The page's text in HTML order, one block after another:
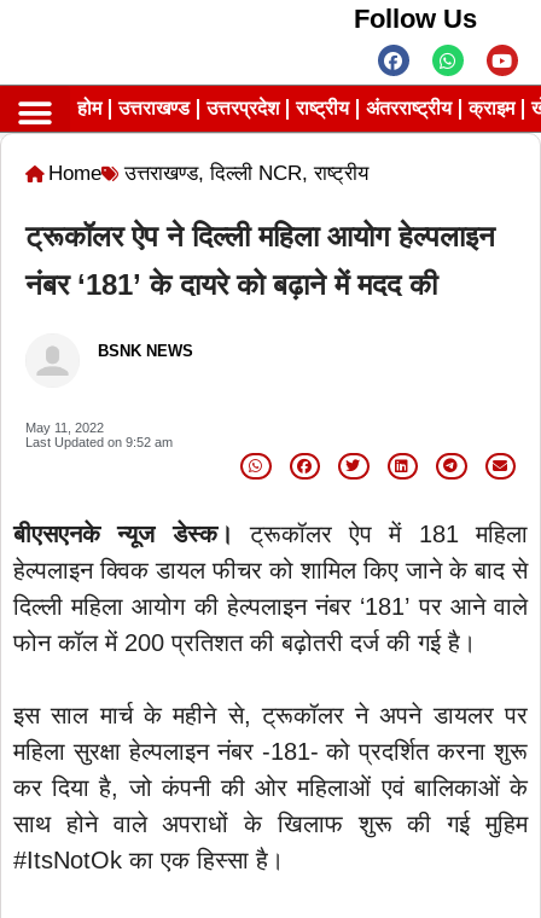
Follow Us
होम उत्तराखण्ड उत्तरप्रदेश राष्ट्रीय अंतरराष्ट्रीय क्राइम
Home उत्तराखण्ड,दिल्ली NCR,राष्ट्रीय
ट्रूकॉलर ऐप ने दिल्ली महिला आयोग हेल्पलाइन
नंबर ‘181’ के दायरे को बढ़ाने में मदद की
BSNK NEWS
May 11, 2022
Last Updated on 9:52 am
बीएसएनके न्यूज डेस्क।
ट्रूकॉलर ऐप में 181 महिला
हेल्पलाइन क्विक डायल फीचर को शामिल किए जाने के बाद से
दिल्ली महिला आयोग की हेल्पलाइन नंबर ‘181’ पर आने वाले
फोन कॉल में 200 प्रतिशत की बढ़ोतरी दर्ज की गई है।
इस साल मार्च के महीने से, ट्रूकॉलर ने अपने डायलर पर
महिला सुरक्षा हेल्पलाइन नंबर -181- को प्रदर्शित करना शुरू
कर दिया है, जो कंपनी की ओर महिलाओं एवं बालिकाओं के
साथ होने वाले अपराधों के खिलाफ शुरू की गई मुहिम
#ItsNotOk का एक हिस्सा है।